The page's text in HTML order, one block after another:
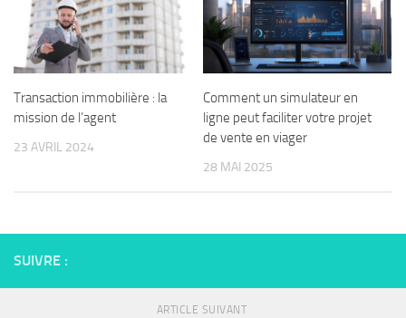
Transaction immobilière : la
mission de l’agent
23 AVRIL 2024
Comment un simulateur en
ligne peut faciliter votre projet
de vente en viager
28 MAI 2025
SUIVRE :
ARTICLE SUIVANT